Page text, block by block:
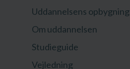
Uddannelsens opbygning
Om uddannelsen
Studieguide
Vejledning